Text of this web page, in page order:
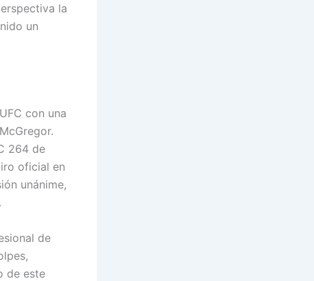
la
un
con una
264 de
oficial en
unánime,
de
de este